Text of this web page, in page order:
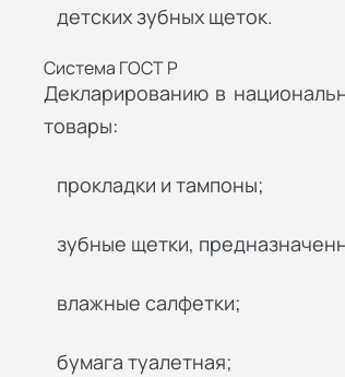
детских зубных щеток.
Система ГОСТ Р
Декларированию в
товары:
прокладки и тампоны;
зубные щетки,
влажные салфетки;
бумага туалетная;